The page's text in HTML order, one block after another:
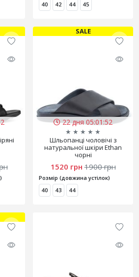
40
42 44 45
22 дня 05:01:50
SALE
★ ★ ★ ★ ★
Шльопанці чоловічі з
натуральної шкіри Ethan
чорні
1520 грн 1900 грн
Розмір (довжина устілок)
40
43 44